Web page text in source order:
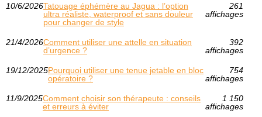
10/6/2026Tatouage éphémère au Jagua : l’option
ultra réaliste, waterproof et sans douleur
pour changer de style
261
affichages
21/4/2026Comment utiliser une attelle en situation
d’urgence ?
392
affichages
19/12/2025Pourquoi utiliser une tenue jetable en bloc
opératoire ?
754
affichages
11/9/2025Comment choisir son thérapeute : conseils
et erreurs à éviter
1 150
affichages